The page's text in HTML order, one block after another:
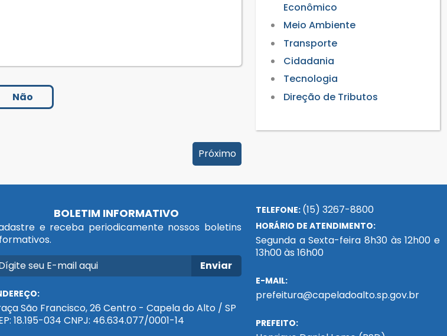
Não
Próximo
Econômico
Meio Ambiente
Transporte
Cidadania
Tecnologia
Direção de Tributos
BOLETIM INFORMATIVO
e receba periodicamente nossos boletins
Enviar
São Francisco, 26 Centro - Capela do Alto / SP
18.195-034 CNPJ: 46.634.077/0001-14
TELEFONE: (15) 3267-8800
HORÁRIO DE ATENDIMENTO:
Segunda a Sexta-feira 8h30 às 12h00 e
13h00 às 16h00
E-MAIL:
prefeitura@capeladoalto.sp.gov.br
PREFEITO: